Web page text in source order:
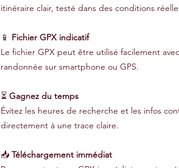
itinéraire clair, testé dans des conditions
📱 Fichier GPX indicatif
Le fichier GPX peut être utilisé facilement
randonnée sur smartphone ou GPS.
⏳ Gagnez du temps
Évitez les heures de recherche et les infos
directement à une trace claire.
📥 Téléchargement immédiat